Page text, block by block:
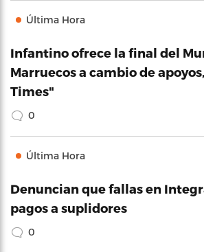
Última Hora
Infantino ofrece la final del
Marruecos a cambio de
Times"
0
Última Hora
Denuncian que fallas en
pagos a suplidores
0